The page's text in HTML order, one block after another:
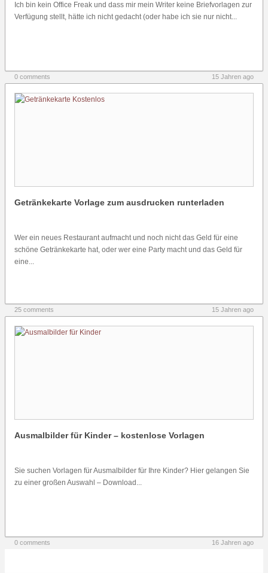
Ich bin kein Office Freak und dass mir mein Writer keine Briefvorlagen zur
Verfügung stellt, hätte ich nicht gedacht (oder habe ich sie nur nicht...
0 comments 15 Jahren ago
Getränkekarte Vorlage zum ausdrucken runterladen
Wer ein neues Restaurant aufmacht und noch nicht das Geld für eine
schöne Getränkekarte hat, oder wer eine Party macht und das Geld für
eine...
25 comments 15 Jahren ago
Ausmalbilder für Kinder – kostenlose Vorlagen
Sie suchen Vorlagen für Ausmalbilder für Ihre Kinder? Hier gelangen Sie
zu einer großen Auswahl – Download...
0 comments 16 Jahren ago